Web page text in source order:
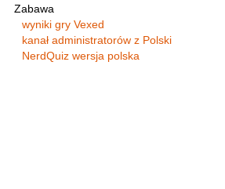
Zabawa
wyniki gry Vexed
kanał administratorów z Polski
NerdQuiz wersja polska